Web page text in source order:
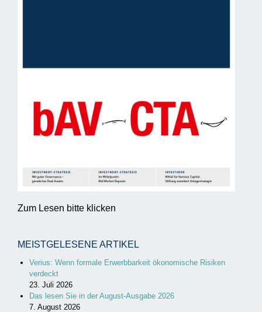
Zum Lesen bitte klicken
MEISTGELESENE ARTIKEL
Verius: Wenn formale Erwerbbarkeit ökonomische Risiken
verdeckt
23. Juli 2026
Das lesen Sie in der August-Ausgabe 2026
7. August 2026